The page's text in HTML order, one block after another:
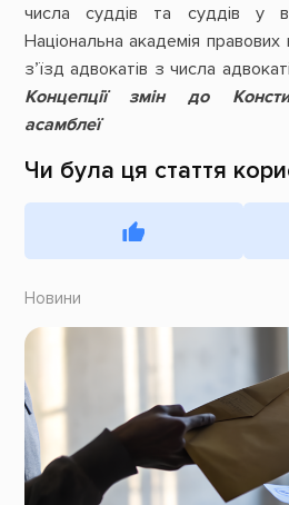
числа суддів та суддів у
Національна академія
з’їзд адвокатів з числа
Концепції змін до
асамблеї
Чи була ця стаття
Новини